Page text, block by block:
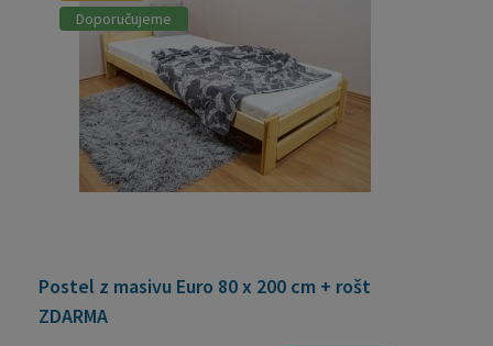
Doporučujeme
Postel z masivu Euro 80 x 200 cm + rošt
ZDARMA